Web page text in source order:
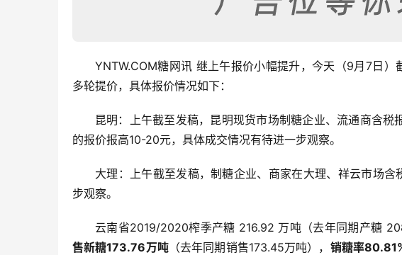
YNTW.COM糖网讯 继上午报价小幅提升，今天（9月7日
多轮提价，具体报价情况如下：
昆明：上午截至发稿，昆明现货市场制糖企业、流通商含
的报价报高10-20元，具体成交情况有待进一步观察。
大理：上午截至发稿，制糖企业、商家在大理、祥云市场
步观察。
云南省2019/2020榨季产糖 216.92 万吨（去年同期产糖
售新糖173.76万吨（去年同期销售173.45万吨）， 销糖率